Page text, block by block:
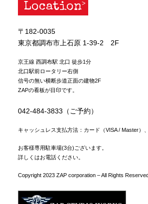
Location
〒182-0035
東京都調布市上石原 1-39-2 2F
京王線 西調布駅 北口 徒歩1分
北口駅前ロータリー右側
信号の無い横断歩道正面の建物2F
ZAPの看板が目印です。
042-484-3833（ご予約）
キャッシュレス支払方法：カード（VISA / Master）
お客様専用駐車場(3台)ございます。
詳しくはお電話ください。
Copyright 2023 ZAP corporation – All Rights